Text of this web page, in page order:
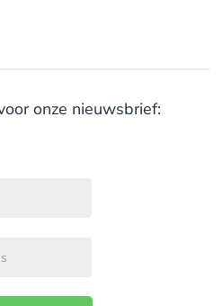
onze nieuwsbrief: